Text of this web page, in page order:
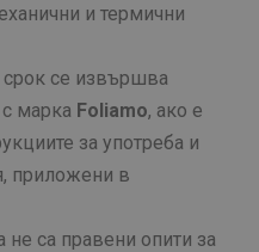
и термични
срок се извършва
марка Foliamo, ако е
за употреба и
приложени в
са правени опити за